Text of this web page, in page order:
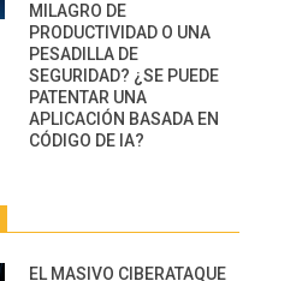
MILAGRO DE
PRODUCTIVIDAD O UNA
PESADILLA DE
SEGURIDAD? ¿SE PUEDE
PATENTAR UNA
APLICACIÓN BASADA EN
CÓDIGO DE IA?
EL MASIVO CIBERATAQUE